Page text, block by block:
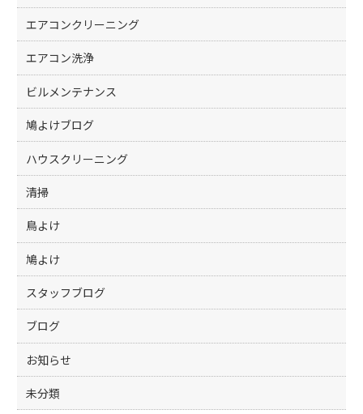
エアコンクリーニング
エアコン洗浄
ビルメンテナンス
鳩よけブログ
ハウスクリーニング
清掃
鳥よけ
鳩よけ
スタッフブログ
ブログ
お知らせ
未分類